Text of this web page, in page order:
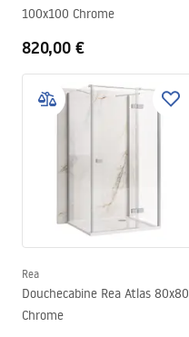
100x100 Chrome
820,00 €
Rea
Douchecabine Rea Atlas 80x80
Chrome